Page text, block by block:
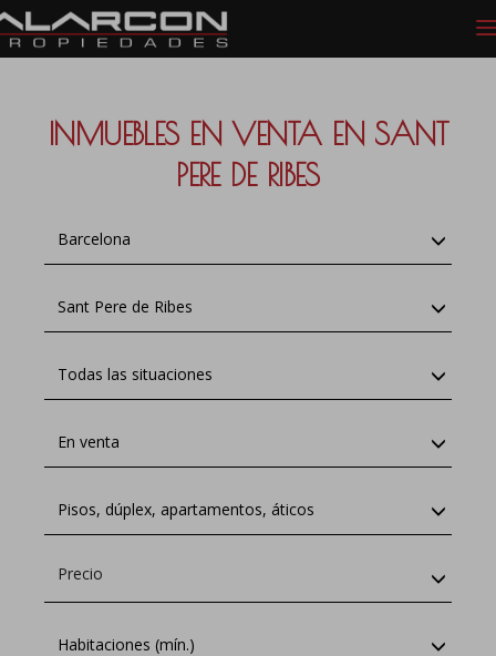
INMUEBLES EN VENTA EN SANT
PERE DE RIBES
Barcelona
Sant Pere de Ribes
Todas las situaciones
En venta
Pisos, dúplex, apartamentos, áticos
Precio
Habitaciones (mín.)